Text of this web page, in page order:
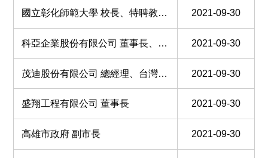
國立彰化師範大學 校長、特聘教授、機電工程學系教授 2021-09-30
科亞企業股份有限公司 董事長、台科大第六屆EMBA校友會理事長、台科大材料科學與工程系系友會會長 2021-09-30
茂迪股份有限公司 總經理、台灣太陽能產業協會 常務理事 2021-09-30
盛翔工程有限公司 董事長 2021-09-30
高雄市政府 副市長 2021-09-30